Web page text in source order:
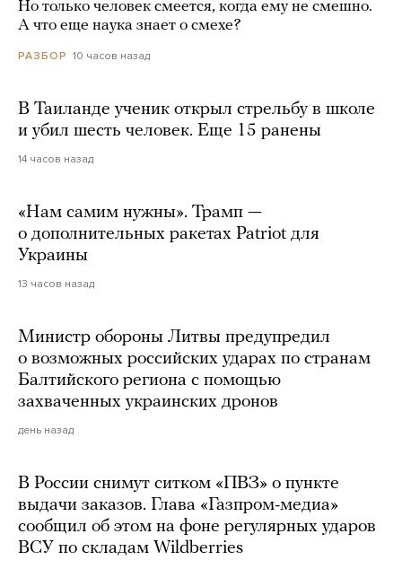
Но только человек смеется, когда ему не смешно.
А что еще наука знает о смехе?
РАЗБОР 10 часов назад
В Таиланде ученик открыл стрельбу в школе
и убил шесть человек. Еще 15 ранены
14 часов назад
«Нам самим нужны». Трамп —
о дополнительных ракетах Patriot для
Украины
13 часов назад
Министр обороны Литвы предупредил
о возможных российских ударах по странам
Балтийского региона с помощью
захваченных украинских дронов
день назад
В России снимут ситком «ПВЗ» о пункте
выдачи заказов. Глава «Газпром-медиа»
сообщил об этом на фоне регулярных ударов
ВСУ по складам Wildberries